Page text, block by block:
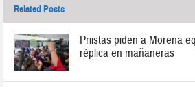
Related Posts
Priistas piden a Morena
réplica en mañaneras